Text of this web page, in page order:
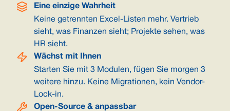
Eine einzige Wahrheit
Keine getrennten Excel-Listen mehr. Vertrieb
sieht, was Finanzen sieht; Projekte sehen, was
HR sieht.
Wächst mit Ihnen
Starten Sie mit 3 Modulen, fügen Sie morgen 3
weitere hinzu. Keine Migrationen, kein Vendor-
Lock-in.
Open-Source & anpassbar